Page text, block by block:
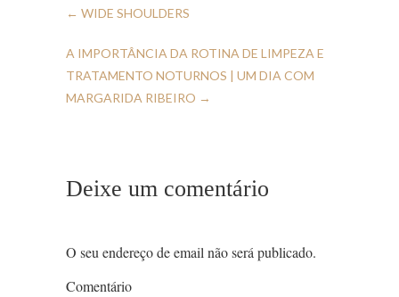
← WIDE SHOULDERS
A IMPORTÂNCIA DA ROTINA DE LIMPEZA E
TRATAMENTO NOTURNOS | UM DIA COM
MARGARIDA RIBEIRO →
Deixe um comentário
O seu endereço de email não será publicado.
Comentário